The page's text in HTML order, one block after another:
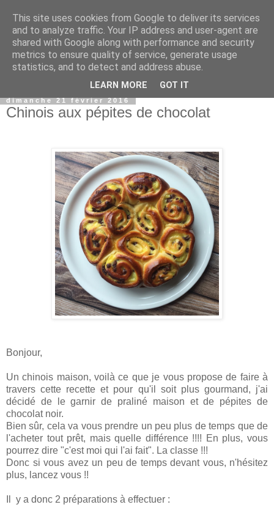
dimanche 21 février 2016
Chinois aux pépites de chocolat
Bonjour,
Un chinois maison, voilà ce que je vous propose de faire à
travers cette recette et pour qu'il soit plus gourmand, j'ai
décidé de le garnir de praliné maison et de pépites de
chocolat noir.
Bien sûr, cela va vous prendre un peu plus de temps que de
l'acheter tout prêt, mais quelle différence !!!! En plus, vous
pourrez dire "c'est moi qui l'ai fait". La classe !!!
Donc si vous avez un peu de temps devant vous, n'hésitez
plus, lancez vous !!
Il y a donc 2 préparations à effectuer :
This site uses cookies from Google to deliver its services
and to analyze traffic. Your IP address and user-agent are
shared with Google along with performance and security
metrics to ensure quality of service, generate usage
statistics, and to detect and address abuse.
LEARN MORE GOT IT